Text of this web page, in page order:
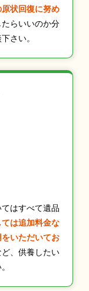
状回復に努め
たらいいのか分
さい。
はすべて遺品
は追加料金な
いただいてお
、供養したい